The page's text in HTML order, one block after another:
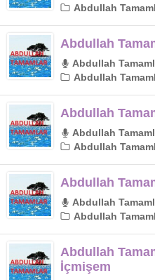
Abdullah
Abdullah
Abdullah
Abdullah
Abdullah
Abdullah
Abdullah
Abdullah
Abdullah
Abdullah
Abdullah
İçmişem